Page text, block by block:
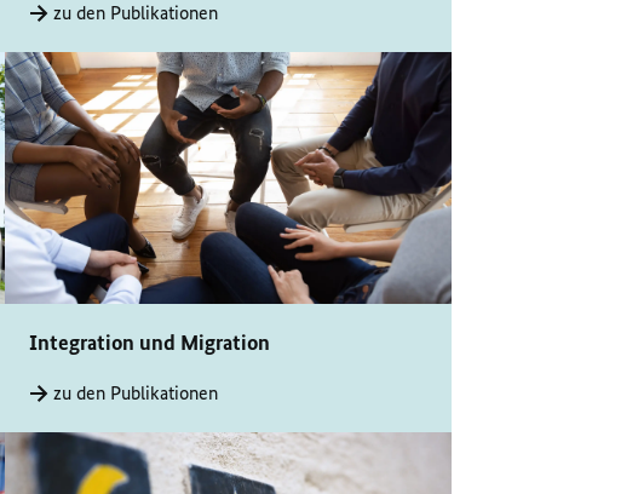
zu den Publikationen
Integration und Migration
zu den Publikationen